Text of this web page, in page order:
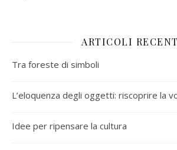
ARTICOLI
Tra foreste di simboli
L’eloquenza degli oggetti: riscoprire la
Idee per ripensare la cultura